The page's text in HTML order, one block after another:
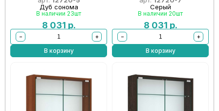
Дуб сонома
В наличии 23шт
8 031 р.
−
+
В корзину
Серый
В наличии 20шт
8 031 р.
−
+
В корзину